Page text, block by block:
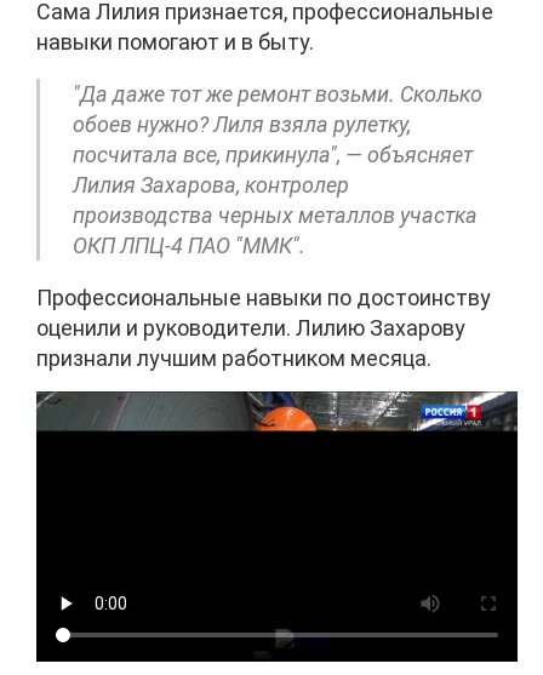
Сама Лилия признается, профессиональные
навыки помогают и в быту.
"Да даже тот же ремонт возьми. Сколько
обоев нужно? Лиля взяла рулетку,
посчитала все, прикинула", — объясняет
Лилия Захарова, контролер
производства черных металлов участка
ОКП ЛПЦ-4 ПАО "ММК".
Профессиональные навыки по достоинству
оценили и руководители. Лилию Захарову
признали лучшим работником месяца.